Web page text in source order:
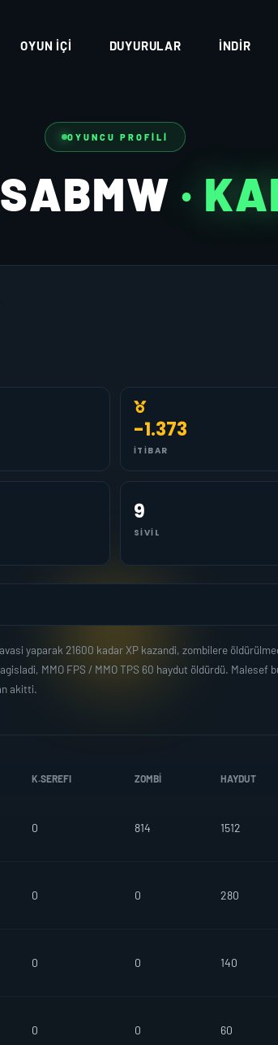
OYUN İÇI DUYURULAR İNDIR
OYUNCU PROFILI
·
-1.373
İTIBAR
9
SIVIL
yaparak 21600 kadar XP kazandi, zombilere
MMO FPS / MMO TPS 60 haydut öldürdü. Malesef
akitti.
K.SEREFI ZOMBI HAYDUT
0 814 1512
0 0 280
0 0 140
0 0 60